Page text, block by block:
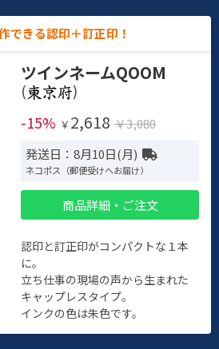
できる認印＋訂正印！
ツインネームQOOM
(
)
-15% ￥ 2,618 ￥3,080
発送日：8月10日(月)
ネコポス（郵便受けへお届け）
商品詳細・ご注文
認印と訂正印がコンパクトな１本
に。
立ち仕事の現場の声から生まれた
キャップレスタイプ。
インクの色は朱色です。